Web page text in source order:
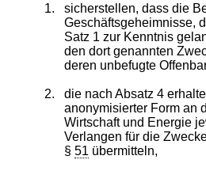
1.
sicherstellen, dass die
Geschäftsgeheimnisse,
Satz 1 zur Kenntnis
den dort genannten
deren unbefugte
2.
die nach Absatz 4
anonymisierter Form an
Wirtschaft und Energie
Verlangen für die
§51 übermitteln,